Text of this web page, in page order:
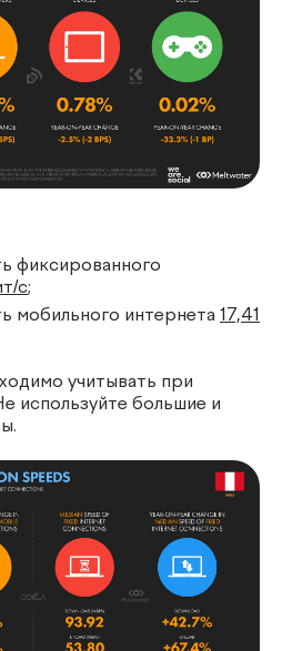
фиксированного
с;
мобильного интернета 17,41
учитывать при
используйте большие и